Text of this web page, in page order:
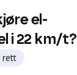
el-
i 22 km/t?
rett